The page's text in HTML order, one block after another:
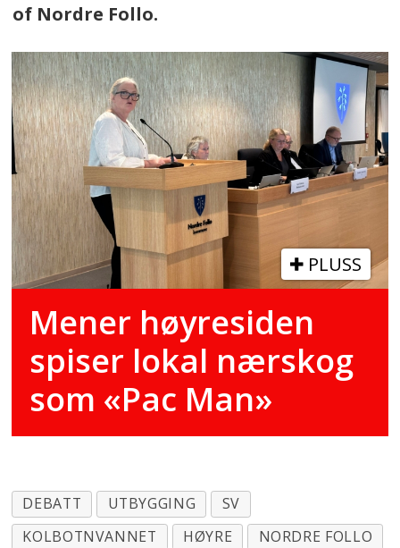
of Nordre Follo.
PLUSS
Mener høyresiden
spiser lokal nærskog
som «Pac Man»
DEBATT UTBYGGING
SV
KOLBOTNVANNET
HØYRE NORDRE FOLLO